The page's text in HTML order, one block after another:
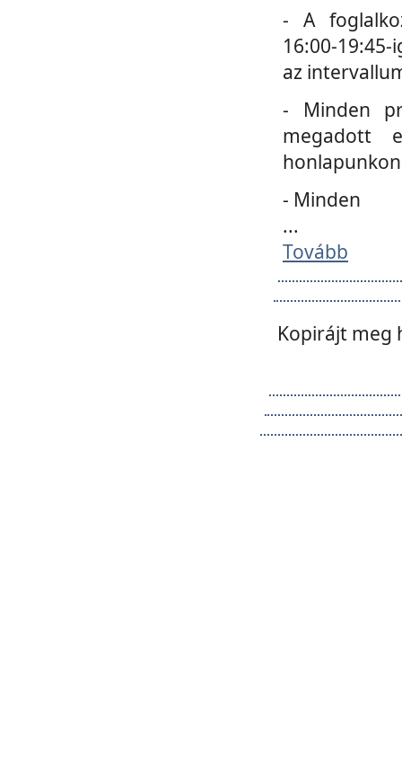
- A
16:00-
az
- Minden
megadott
- Minden
...
Tovább
Kopirájt meg